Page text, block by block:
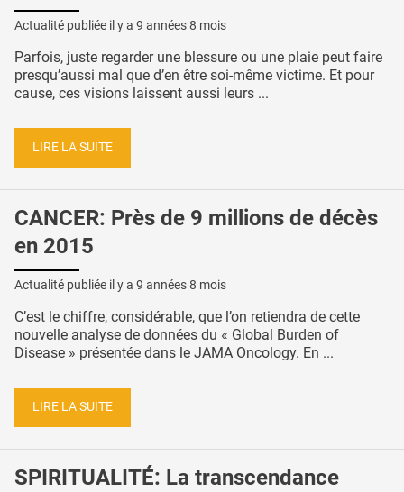
Actualité publiée il y a 9 années 8 mois
Parfois, juste regarder une blessure ou une plaie peut faire
presqu’aussi mal que d’en être soi-même victime. Et pour
cause, ces visions laissent aussi leurs ...
LIRE LA SUITE
CANCER: Près de 9 millions de décès
en 2015
Actualité publiée il y a 9 années 8 mois
C’est le chiffre, considérable, que l’on retiendra de cette
nouvelle analyse de données du « Global Burden of
Disease » présentée dans le JAMA Oncology. En ...
LIRE LA SUITE
SPIRITUALITÉ: La transcendance